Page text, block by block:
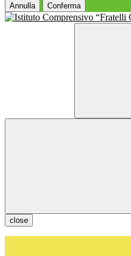
Annulla Conferma
close